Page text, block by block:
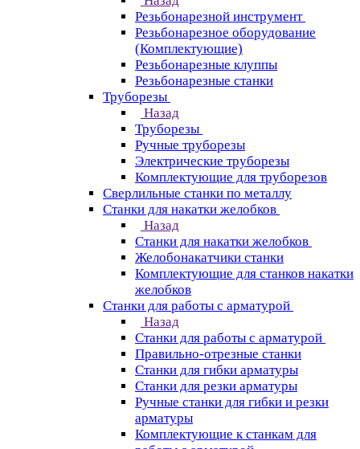
Резьбонарезной инструмент
Резьбонарезное оборудование
(Комплектующие)
Резьбонарезные клуппы
Резьбонарезные станки
Труборезы
Назад
Труборезы
Ручные труборезы
Электрические труборезы
Комплектующие для труборезов
Сверлильные станки по металлу
Станки для накатки желобков
Назад
Станки для накатки желобков
Желобонакатчики станки
Комплектующие для станков накатки
желобков
Станки для работы с арматурой
Назад
Станки для работы с арматурой
Правильно-отрезные станки
Станки для гибки арматуры
Станки для резки арматуры
Ручные станки для гибки и резки
арматуры
Комплектующие к станкам для